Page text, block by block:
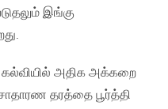
இங்கு
கல்வியில் அதிக அக்கறை
தரத்தை பூர்த்தி